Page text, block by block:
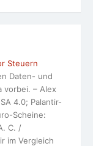
Steuern
Daten- und
vorbei. – Alex
4.0; Palantir-
Scheine:
C. /
im Vergleich